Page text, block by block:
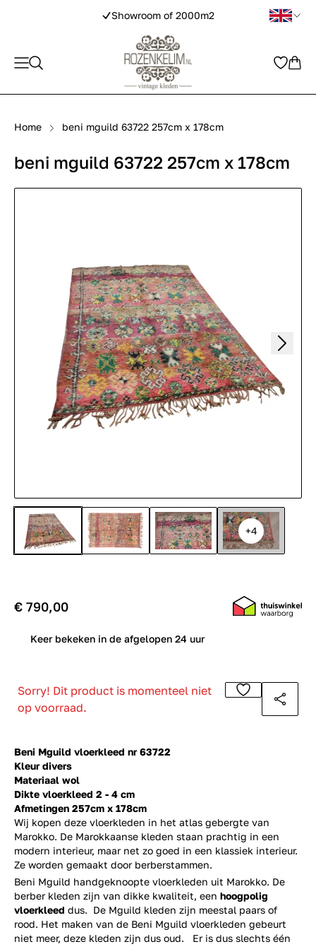
Showroom of 2000m2
Home beni mguild 63722 257cm x 178cm
+4
beni mguild 63722 257cm x 178cm
Beni Mguild vloerkleed nr 63722
Kleur divers
Materiaal wol
Dikte vloerkleed 2 - 4 cm
Afmetingen 257cm x 178cm
Wij kopen deze vloerkleden in het atlas gebergte van
Marokko. De Marokkaanse kleden staan prachtig in een
modern interieur, maar net zo goed in een klassiek interieur.
Ze worden gemaakt door berberstammen.
€ 790,00
Keer bekeken in de afgelopen 24 uur
Sorry! Dit product is momenteel niet
op voorraad.
Beni Mguild handgeknoopte vloerkleden uit Marokko. De
berber kleden zijn van dikke kwaliteit, een hoogpolig
vloerkleed dus. De Mguild kleden zijn meestal paars of
rood. Het maken van de Beni Mguild vloerkleden gebeurt
niet meer, deze kleden zijn dus oud. Er is dus slechts één